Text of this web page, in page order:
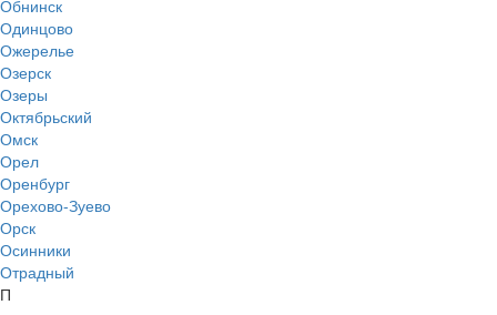
Обнинск
Одинцово
Ожерелье
Озерск
Озеры
Октябрьский
Омск
Орел
Оренбург
Орехово-Зуево
Орск
Осинники
Отрадный
П